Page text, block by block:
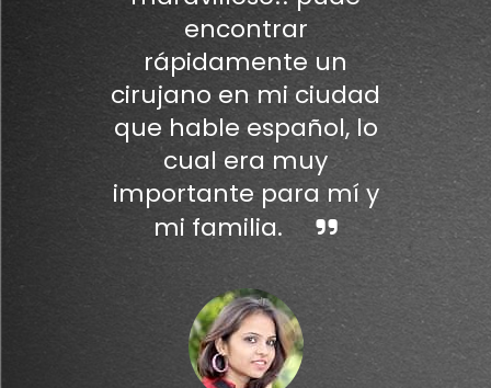
encontrar
rápidamente un
cirujano en mi ciudad
que hable español, lo
cual era muy
importante para mí y
mi familia.